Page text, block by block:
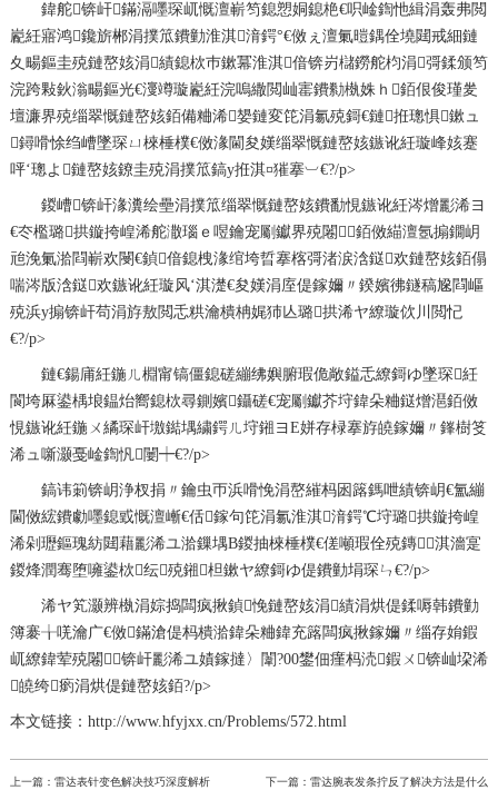
鍏舵锛屽鏋滆嚜琛屼慨澶嶄笉鎴愬姛鎴栬€呮崯鍧忚緝涓轰弗閲
嶏紝寤鸿鑱旂郴涓撲笟鐨勭淮淇湇鍔°€傚ぇ澶氭暟鍝佺墝閮戒細鏈
夊畼鏂圭殑鏈嶅姟涓績鎴栨巿鏉冪淮淇偣锛岃櫧鐒舵枃涓彁鍒颁笉
浣跨敤鈥滃畼鏂光€濅竴璇嶏紝浣嗚繖閲屾寚鐨勬槸姝ｈ銆佷俊瑾夎
壇濂界殑缁翠慨鏈嶅姟銆備粬浠嫢鏈変笓涓氱殑鎶€鏈拰璁惧鏉ュ
鐞嗗悇绉嶆墜琛ㄩ棶棰樸€傚湪閫夋嫨缁翠慨鏈嶅姟鏃讹紝璇峰姟蹇
呯‘璁よ鏈嶅姟鐐圭殑涓撲笟鎬у拰淇¤獕搴︺€?/p>
鍐嶆锛屽湪瀵绘壘涓撲笟缁翠慨鏈嶅姟鐨勫悓鏃讹紝涔熷彲浠ヨ
€冭檻璐拱鏇挎崲浠舵潵瑙ｅ喅鑰宠劚钀界殑闂銆傚緢澶氬搧鐗岄
兘浼氭湁閰嶄欢閿€鍞偣鎴栧湪绾垮晢搴楁彁渚涙浛鎹欢鏈嶅姟銆傝
喘涔版浛鎹欢鏃讹紝璇风‘淇濋€夋嫨涓庢偍鎵嬭〃鍨嬪彿鐩稿尮閰嶇
殑浜у搧锛屽苟涓斿敖閲忎粠瀹樻柟娓犻亾璐拱浠ヤ繚璇佽川閲忋
€?/p>
鏈€鍚庯紝鍦ㄦ棩甯镐僵鎴磋繃绋嬩腑瑕佹敞鎰忎繚鎶ゆ墜琛紝
閬垮厤鍙楀埌鎾炲嚮鎴栨尋鍘嬪鑷磋€宠劚钀芥垨鍏朵粬鎹熷潖銆傚
悓鏃讹紝鍦ㄨ繘琛屽墽鐑堣繍鍔ㄦ垨鎺ヨЕ姘存椂搴斿皢鎵嬭〃鎽樹笅
浠ュ噺灏戞崯鍧忛闄┿€?/p>
鎬讳箣锛岄浄杈捐〃鑰虫帀浜嗗悗涓嶅繀杩囦簬鎷呭績锛岄€氳繃
閫傚綋鐨勮嚜鎴戜慨澶嶃€佸鎵句笓涓氱淮淇湇鍔℃垨璐拱鏇挎崲
浠剁瓑鏂瑰紡閮藉彲浠ユ湁鏁堣В鍐抽棶棰樸€傞噸瑕佺殑鏄淇濇寔
鍐烽潤骞堕噰鍙栨纭殑鎺柦鏉ヤ繚鎶ゆ偍鐨勭埍琛ㄣ€?/p>
浠ヤ笂灏辨槸涓婃捣闆疯揪鍞悗鏈嶅姟涓績涓烘偍鍒嗕韩鐨勭
簿褰╁唴瀹广€傚鏋滄偍杩樻湁鍏朵粬鍏充簬闆疯揪鎵嬭〃缁存姢鍜
屼繚鍏荤殑闂锛屽彲浠ユ嫧鎵撻〉闈?00鐢佃瘽杩涜鍜ㄨ锛屾垜浠
皢绔瘹涓烘偍鏈嶅姟銆?/p>
本文链接：http://www.hfyjxx.cn/Problems/572.html
上一篇： 雷达表针变色解决技巧深度解析 下一篇：雷达腕表发条拧反了解决方法是什么